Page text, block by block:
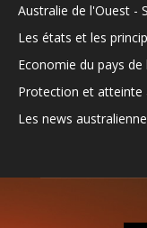
Australie de l'Ouest -
Les états et les
Economie du pays de
Protection et atteinte
Les news